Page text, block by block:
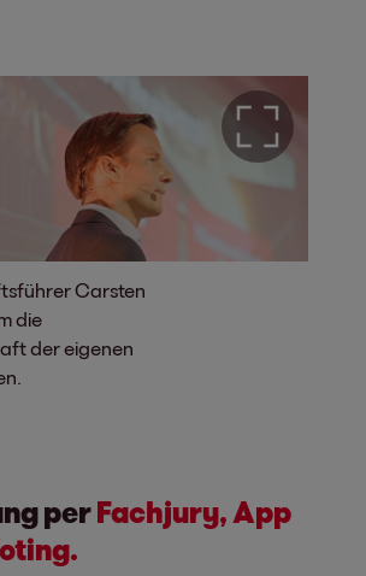
Carsten
die
der eigenen
perFachjury, App